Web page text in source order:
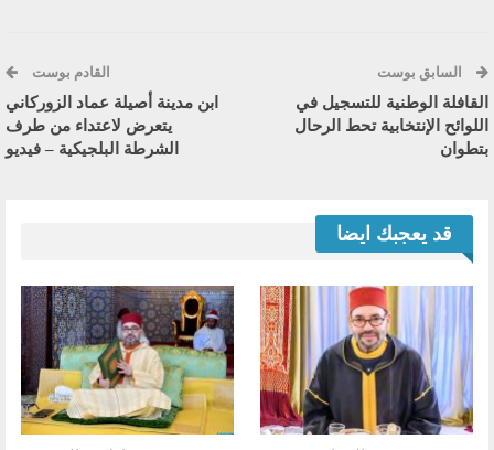
السابق بوست
القافلة الوطنية للتسجيل في
اللوائح الإنتخابية تحط الرحال
بتطوان
القادم بوست
ابن مدينة أصيلة عماد الزوركاني
يتعرض لاعتداء من طرف
الشرطة البلجيكية – فيديو
قد يعجبك ايضا